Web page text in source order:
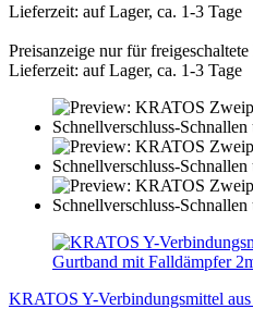
Lieferzeit: auf Lager, ca. 1-3 Tage
Preisanzeige nur für
Lieferzeit: auf Lager, ca. 1-3 Tage
KRATOS Y-Verbindungsmittel aus